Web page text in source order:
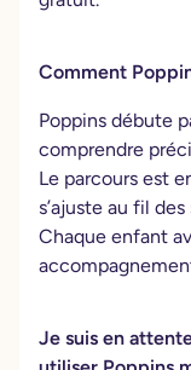
Comment
Poppins débute
comprendre
Le parcours est
s’ajuste au fil
Chaque enfant
Je suis en